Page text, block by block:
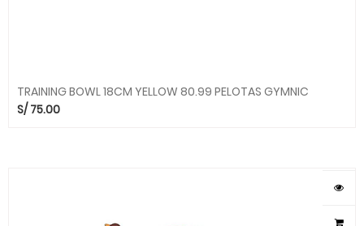
TRAINING BOWL 18CM YELLOW 80.99 PELOTAS GYMNIC
S/ 75.00